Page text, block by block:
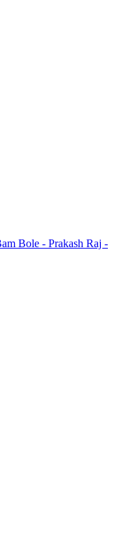
Bole - Prakash Raj -